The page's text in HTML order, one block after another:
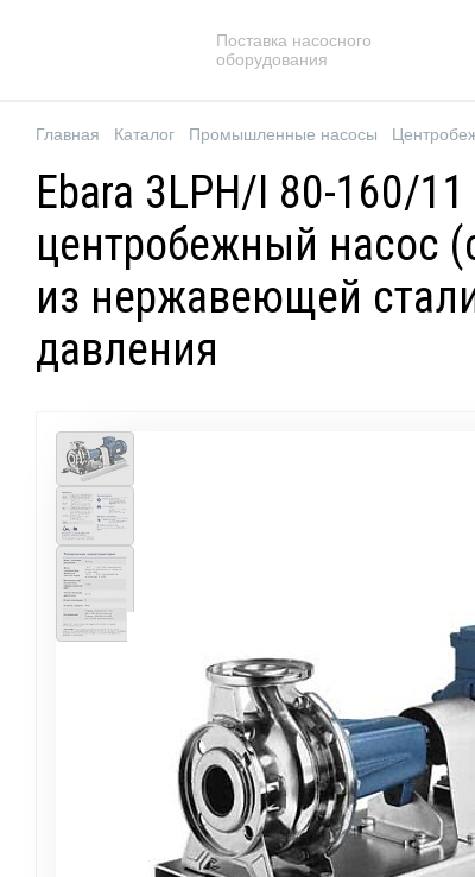
Поставка насосного
оборудования
Главная Каталог Промышленные насосы
Ebara 3LPH/I 80-160/
центробежный насос
из нержавеющей
давления